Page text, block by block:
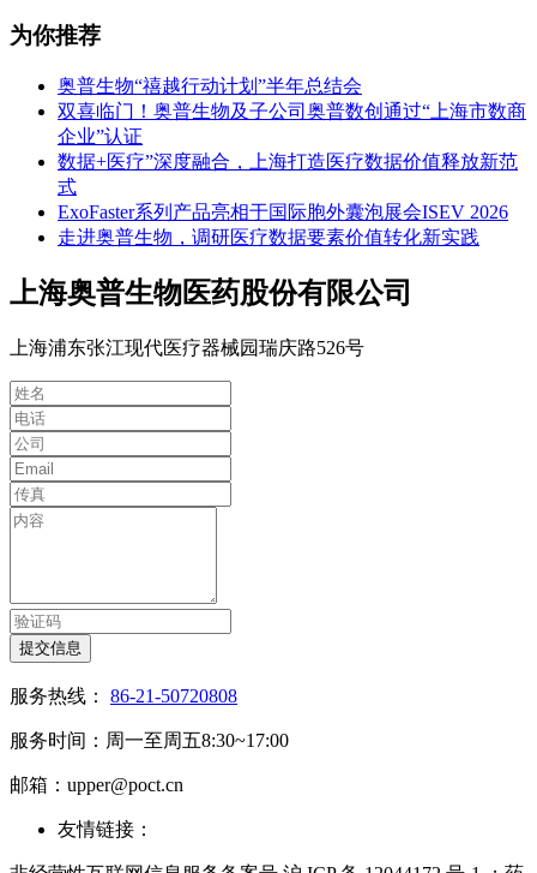
为你推荐
奥普生物“禧越行动计划”半年总结会
双喜临门！奥普生物及子公司奥普数创通过“上海市数商
企业”认证
数据+医疗”深度融合，上海打造医疗数据价值释放新范
式
ExoFaster系列产品亮相于国际胞外囊泡展会ISEV 2026
走进奥普生物，调研医疗数据要素价值转化新实践
上海奥普生物医药股份有限公司
上海浦东张江现代医疗器械园瑞庆路526号
提交信息
服务热线： 86-21-50720808
服务时间：周一至周五8:30~17:00
邮箱：upper@poct.cn
友情链接：